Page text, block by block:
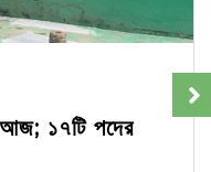
আজ; ১৭টি পদের